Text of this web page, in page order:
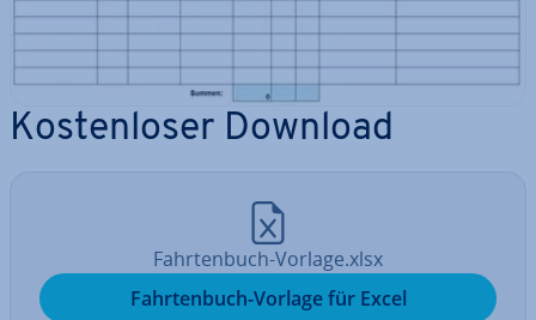
Kos­ten­lo­ser Download
Fahr­ten­buch-Vorlage.xlsx
Fahr­ten­buch-Vorlage für Excel